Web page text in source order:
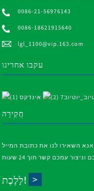
0086-21-56976143
0086-18621915640
lgl_1100@vip.163.com
עקבו אחרינו
חֲקִירָה
השאירו לנו את כתובת המייל
לָלֶכֶת!